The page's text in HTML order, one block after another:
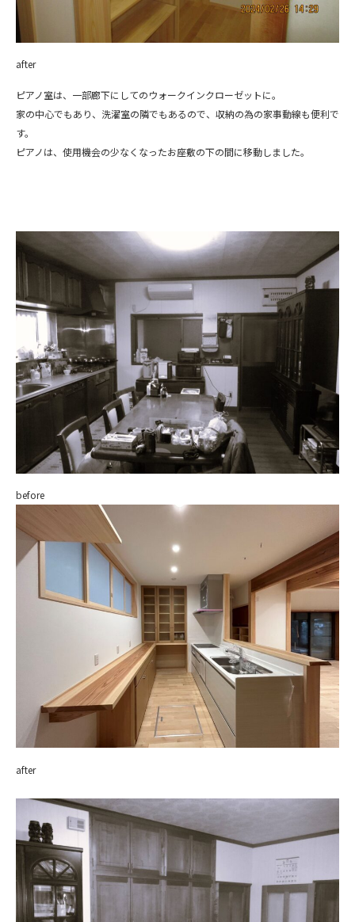
after
ピアノ室は、一部廊下にしてのウォークインクローゼットに。
家の中心でもあり、洗濯室の隣でもあるので、収納の為の家事動線も便利で
す。
ピアノは、使用機会の少なくなったお座敷の下の間に移動しました。
before
after